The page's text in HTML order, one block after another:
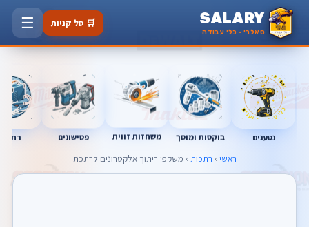
SALARY
סאלרי · כלי עבודה
🛒 סל קניות ☰
נטענים בוקסות ומוסך משחזות זווית פטישונים
ראשי › רתכות › משקפי ריתוך אלקטרונים לרתכת